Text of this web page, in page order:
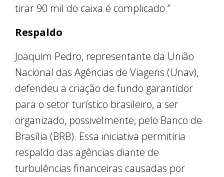
tirar 90 mil do caixa é complicado.”
Respaldo
Joaquim Pedro, representante da União
Nacional das Agências de Viagens (Unav),
defendeu a criação de fundo garantidor
para o setor turístico brasileiro, a ser
organizado, possivelmente, pelo Banco de
Brasília (BRB). Essa iniciativa permitiria
respaldo das agências diante de
turbulências financeiras causadas por